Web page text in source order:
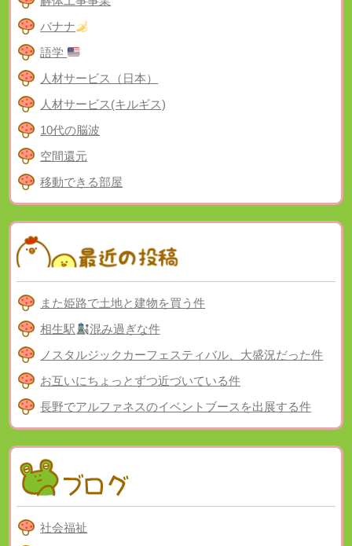
バナナ
語学
人材サービス（日本）
人材サービス(キルギス)
10代の脳波
空間還元
移動できる部屋
また姫路で土地と建物を買う件
相生駅
混み過ぎな件
ノスタルジックカーフェスティバル、大盛況だった件
お互いにちょっとずつ近づいている件
長野でアルファネスのイベントブースを出展する件
社会福祉